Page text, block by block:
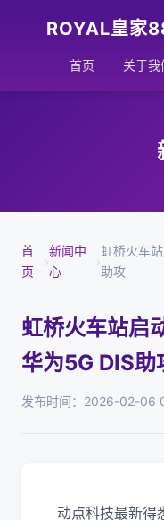
ROYAL皇家
首页 关于我
首
页
›
新闻中
心
›
虹桥火车
助攻
虹桥火车站启
华为5G DIS助
发布时间：2026-02-06
动点科技最新得